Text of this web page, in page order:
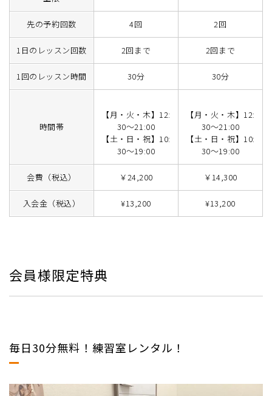
先の予約回数 4回 2回
1日のレッスン回数 2回まで 2回まで
1回のレッスン時間 30分 30分
時間帯
【月・火・木】12:
30～21:00
【土・日・祝】10:
30～19:00
【月・火・木】12:
30～21:00
【土・日・祝】10:
30～19:00
会費（税込） ￥24,200 ￥14,300
入会金（税込） ¥13,200 ¥13,200
会員様限定特典
毎日30分無料！練習室レンタル！